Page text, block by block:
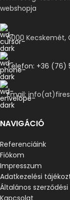
webshopja
6000 Kecskemét,
Telefon: +36 (76)
Email:
NAVIGÁCIÓ
Referenciáink
Fiókom
Impresszum
Adatkezelési
Általános
Kapcsolat